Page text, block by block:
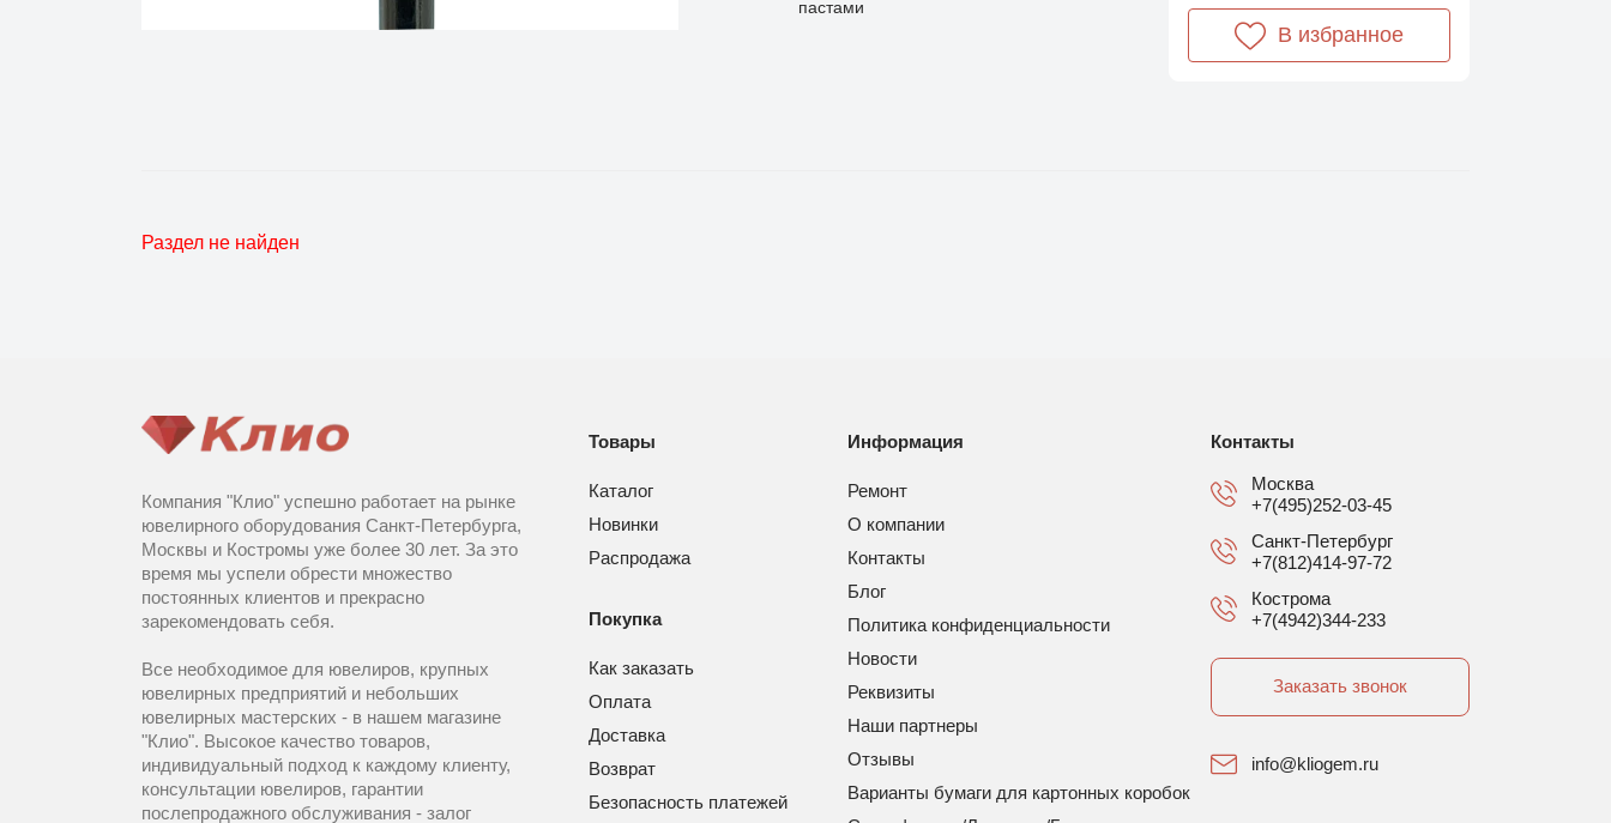
пастами
В избранное
Раздел не найден
Компания "Клио" успешно работает на рынке
ювелирного оборудования Санкт-Петербурга,
Москвы и Костромы уже более 30 лет. За это
время мы успели обрести множество
постоянных клиентов и прекрасно
зарекомендовать себя.
Все необходимое для ювелиров, крупных
ювелирных предприятий и небольших
ювелирных мастерских - в нашем магазине
"Клио". Высокое качество товаров,
индивидуальный подход к каждому клиенту,
консультации ювелиров, гарантии
послепродажного обслуживания - залог
Товары
Каталог
Новинки
Распродажа
Покупка
Как заказать
Оплата
Доставка
Возврат
Безопасность платежей
Информация
Ремонт
О компании
Контакты
Блог
Политика конфиденциальности
Новости
Реквизиты
Наши партнеры
Отзывы
Варианты бумаги для картонных коробок
Контакты
Москва
+7(495)252-03-45
Санкт-Петербург
+7(812)414-97-72
Кострома
+7(4942)344-233
Заказать звонок
info@kliogem.ru